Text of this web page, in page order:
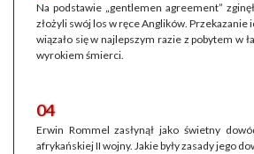
Na podstawie „gentlemen agreement”
złożyli swój los w ręce Anglików. Przekazanie
wiązało się w najlepszym razie z pobytem w
wyrokiem śmierci.
04
Erwin Rommel zasłynął jako świetny
afrykańskiej II wojny. Jakie były zasady jego